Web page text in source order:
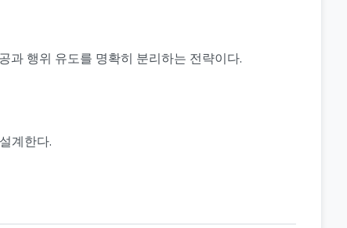
과 행위 유도를 명확히 분리하는 전략이다.
계한다.